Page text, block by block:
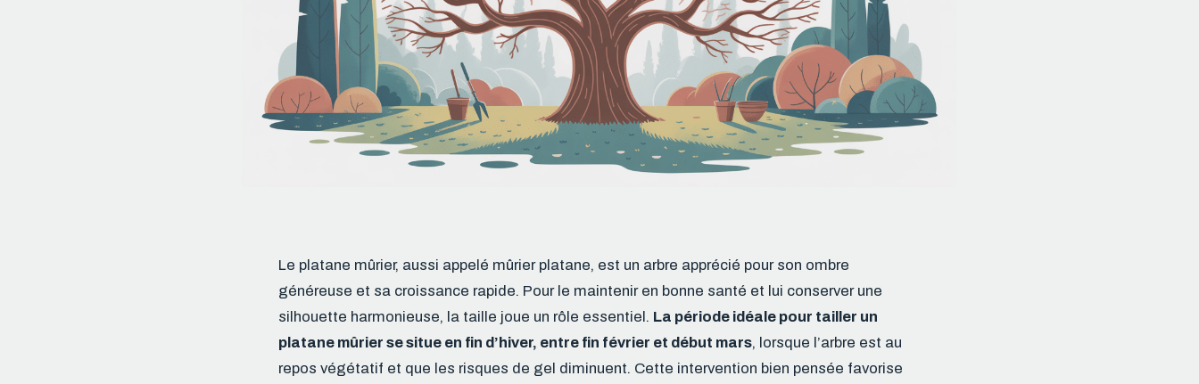
Le platane mûrier, aussi appelé mûrier platane, est un arbre apprécié pour son ombre
généreuse et sa croissance rapide. Pour le maintenir en bonne santé et lui conserver une
silhouette harmonieuse, la taille joue un rôle essentiel. La période idéale pour tailler un
platane mûrier se situe en fin d’hiver, entre fin février et début mars, lorsque l’arbre est au
repos végétatif et que les risques de gel diminuent. Cette intervention bien pensée favorise